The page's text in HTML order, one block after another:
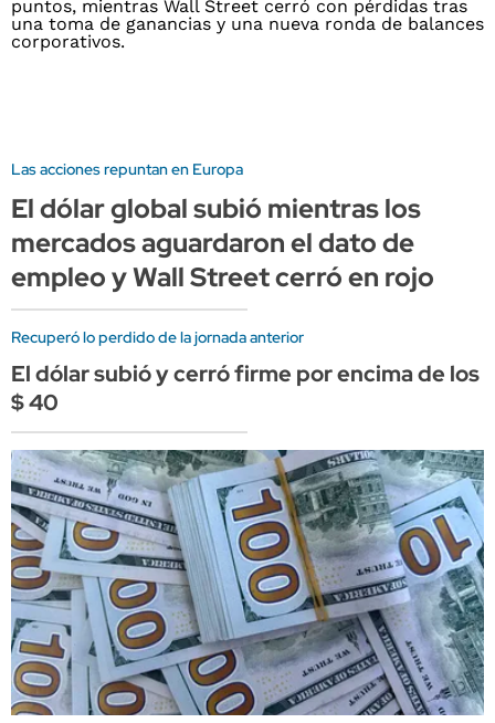
Las acciones repuntan en Europa
El dólar global subió mientras los
mercados aguardaron el dato de
empleo y Wall Street cerró en rojo
Recuperó lo perdido de la jornada anterior
El dólar subió y cerró firme por encima de los
$ 40